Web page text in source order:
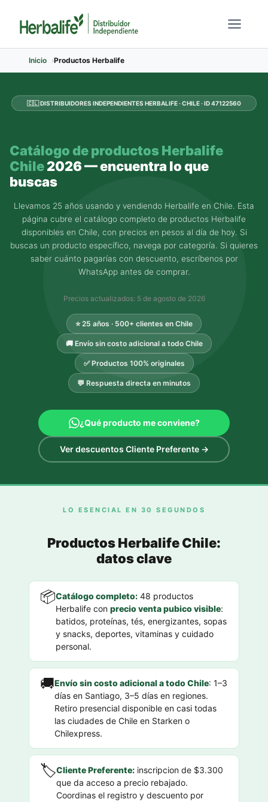
Inicio Productos Herbalife
🇨🇱 DISTRIBUIDORES INDEPENDIENTES HERBALIFE · CHILE · ID 47122560
Catálogo de productos Herbalife
Chile2026 — encuentra lo que
buscas
Llevamos 25 años usando y vendiendo Herbalife en Chile. Esta
página cubre el catálogo completo de productos Herbalife
disponibles en Chile, con precios en pesos al día de hoy. Si
buscas un producto específico, navega por categoría. Si quieres
saber cuánto pagarías con descuento, escríbenos por
WhatsApp antes de comprar.
Precios actualizados: 5 de agosto de 2026
⭐ 25 años · 500+ clientes en Chile
🚚 Envío sin costo adicional a todo Chile
✅ Productos 100% originales
💬 Respuesta directa en minutos
¿Qué producto me conviene?
Ver descuentos Cliente Preferente →
LO ESENCIAL EN 30 SEGUNDOS
Productos Herbalife Chile:
datos clave
📦Catálogo completo: 48 productos
Herbalife con precio venta pubico visible:
batidos, proteínas, tés, energizantes, sopas
y snacks, deportes, vitaminas y cuidado
personal.
🚚Envío sin costo adicional a todo Chile: 1–3
días en Santiago, 3–5 días en regiones.
Retiro presencial disponible en casi todas
las ciudades de Chile en Starken o
Chilexpress.
🏷️Cliente Preferente: inscripcion de $3.300
que da acceso a precio rebajado.
Coordinas el registro y descuento por